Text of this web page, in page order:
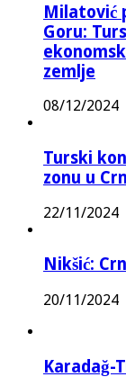
Milatović
Goru:
zemlje
08/12/2024
Turski
zonu u
22/11/2024
Nikšić:
20/11/2024
Karadağ-